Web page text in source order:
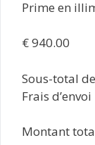
Prime en
€ 940.00
Sous-total
Frais
Montant